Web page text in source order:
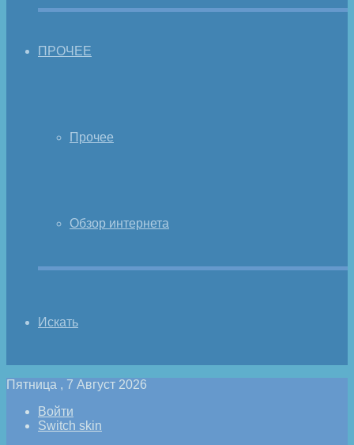
ПРОЧЕЕ
Прочее
Обзор интернета
Искать
Пятница , 7 Август 2026
Войти
Switch skin